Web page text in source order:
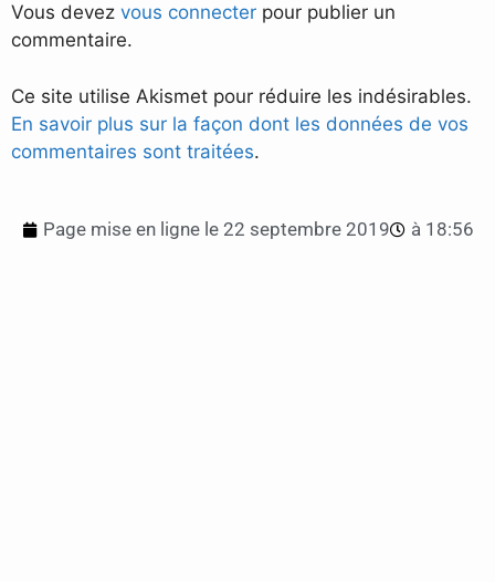
Vous devez vous connecter pour publier un
commentaire.
Ce site utilise Akismet pour réduire les indésirables.
En savoir plus sur la façon dont les données de vos
commentaires sont traitées.
Page mise en ligne le 22 septembre 2019 à 18:56